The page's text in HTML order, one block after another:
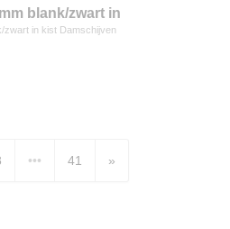
blank/zwart in
zwart in kist Damschijven
••• 41 »